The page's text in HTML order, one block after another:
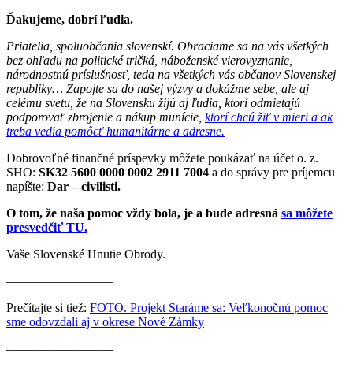
Ďakujeme, dobrí ľudia.
Priatelia, spoluobčania slovenskí. Obraciame sa na vás všetkých
bez ohľadu na politické tričká, náboženské vierovyznanie,
národnostnú príslušnosť, teda na všetkých vás občanov Slovenskej
republiky… Zapojte sa do našej výzvy a dokážme sebe, ale aj
celému svetu, že na Slovensku žijú aj ľudia, ktorí odmietajú
podporovať zbrojenie a nákup munície, ktorí chcú žiť v mieri a ak
treba vedia pomôcť humanitárne a adresne.
Dobrovoľné finančné príspevky môžete poukázať na účet o. z.
SHO: SK32 5600 0000 0002 2911 7004 a do správy pre príjemcu
napíšte: Dar – civilisti.
O tom, že naša pomoc vždy bola, je a bude adresná sa môžete
presvedčiť TU.
Vaše Slovenské Hnutie Obrody.
————————–
Prečítajte si tiež: FOTO. Projekt Staráme sa: Veľkonočnú pomoc
sme odovzdali aj v okrese Nové Zámky
————————–